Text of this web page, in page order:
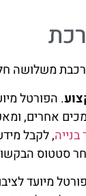
משלושה
. הפורטל
אחרים,
בנייה, לקבל
סטטוס
מיועד